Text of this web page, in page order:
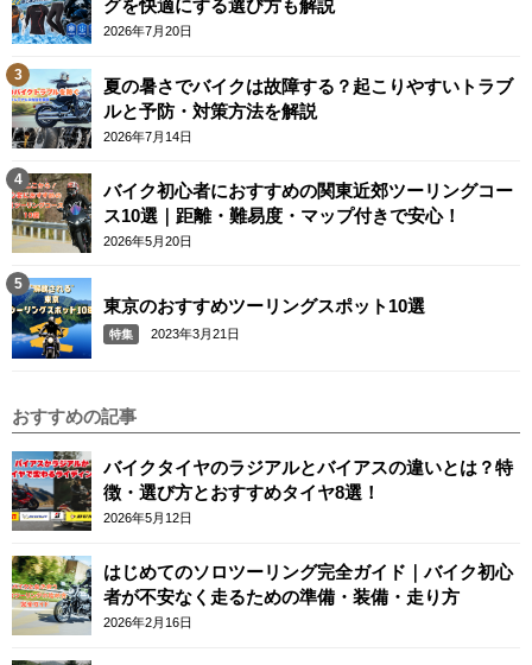
グを快適にする選び方も解説
2026年7月20日
夏の暑さでバイクは故障する？起こりやすいトラブ
ルと予防・対策方法を解説
2026年7月14日
バイク初心者におすすめの関東近郊ツーリングコー
ス10選｜距離・難易度・マップ付きで安心！
2026年5月20日
東京のおすすめツーリングスポット10選
特集 2023年3月21日
おすすめの記事
バイクタイヤのラジアルとバイアスの違いとは？特
徴・選び方とおすすめタイヤ8選！
2026年5月12日
はじめてのソロツーリング完全ガイド｜バイク初心
者が不安なく走るための準備・装備・走り方
2026年2月16日